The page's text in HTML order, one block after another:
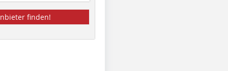
finden!